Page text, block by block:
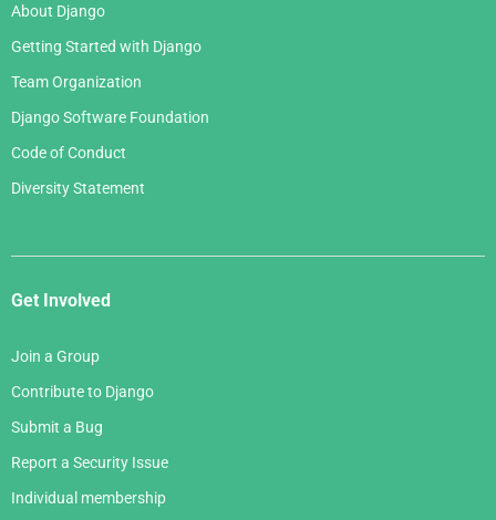
About Django
Getting Started with Django
Team Organization
Django Software Foundation
Code of Conduct
Diversity Statement
Get Involved
Join a Group
Contribute to Django
Submit a Bug
Report a Security Issue
Individual membership